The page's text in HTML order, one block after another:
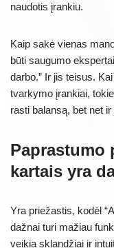
naudotis įrankiu.
Kaip sakė vienas
būti saugumo
darbo.” Ir jis teisus.
tvarkymo įrankiai,
rasti balansą, bet net
Paprastumo
kartais yra
Yra priežastis, kodėl
dažnai turi mažiau
veikia sklandžiai ir